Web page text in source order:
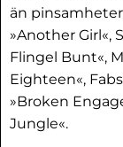
än
»Another Girl«,
Flingel Bunt«,
Eighteen«,
»Broken
Jungle«.